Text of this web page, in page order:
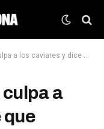
que fechas no coinciden | KePaShow | CanalYA
a
que